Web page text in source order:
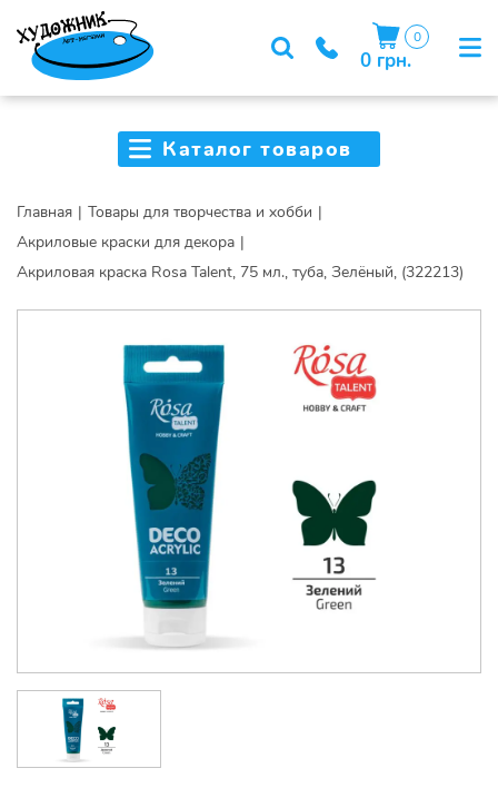
0
0 грн.
Каталог товаров
Главная
Товары для творчества и хобби
Акриловые краски для декора
Акриловая краска Rosa Talent, 75 мл., туба, Зелёный, (322213)